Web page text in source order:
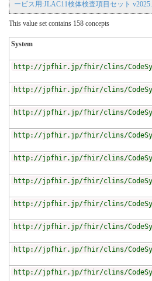
ービス用:JLAC11検体検査項目セット
This value set contains 158 concepts
System
http://jpfhir.jp/fhir/clins/
http://jpfhir.jp/fhir/clins/
http://jpfhir.jp/fhir/clins/
http://jpfhir.jp/fhir/clins/
http://jpfhir.jp/fhir/clins/
http://jpfhir.jp/fhir/clins/
http://jpfhir.jp/fhir/clins/
http://jpfhir.jp/fhir/clins/
http://jpfhir.jp/fhir/clins/
http://jpfhir.jp/fhir/clins/